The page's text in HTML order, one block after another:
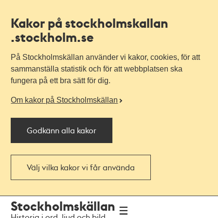
Kakor på stockholmskallan
.stockholm.se
På Stockholmskällan använder vi kakor, cookies, för att
sammanställa statistik och för att webbplatsen ska
fungera på ett bra sätt för dig.
Om kakor på Stockholmskällan
Godkänn alla kakor
Välj vilka kakor vi får använda
navigationen
huvudinnehållet
Stockholmskällan